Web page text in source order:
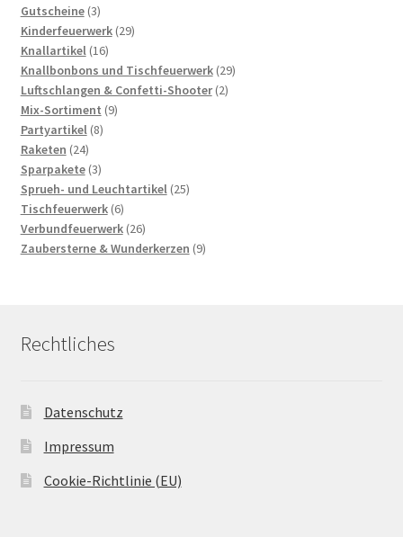
Gutscheine 33
Produkte
Kinderfeuerwerk 2929
Knallartikel 1616
Produkte
Knallbonbons und Tischfeuerwerk 2929
Luftschlangen & Confetti-Shooter 22
Mix-Sortiment 99
Partyartikel 88
Raketen 2424
Produkte
Sparpakete 33
Produkte
Sprueh- und Leuchtartikel 2525
Tischfeuerwerk 66
Produkte
Verbundfeuerwerk 2626
Produkte
Zaubersterne & Wunderkerzen 99
Rechtliches
Datenschutz
Impressum
Cookie-Richtlinie (EU)